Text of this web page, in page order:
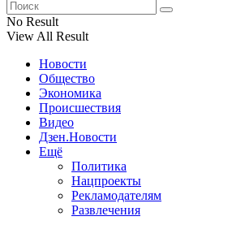
No Result
View All Result
Новости
Общество
Экономика
Происшествия
Видео
Дзен.Новости
Ещё
Политика
Нацпроекты
Рекламодателям
Развлечения